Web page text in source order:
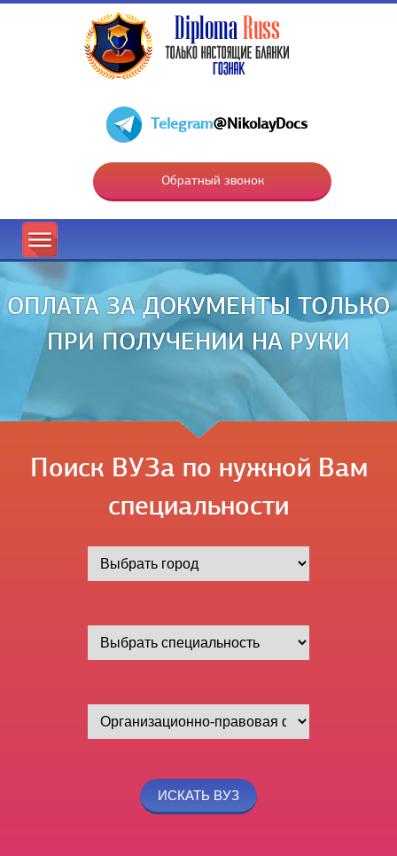
Telegram@NikolayDocs
Обратный звонок
ОПЛАТА ЗА ДОКУМЕНТЫ ТОЛЬКО
ПРИ ПОЛУЧЕНИИ НА РУКИ
Поиск ВУЗа по нужной Вам
специальности